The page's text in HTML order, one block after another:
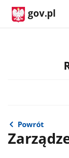
gov.pl
Powrót